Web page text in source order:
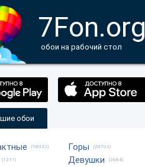
7Fon.org
обои на рабочий стол
обои
(18032)
(1217)
Горы (20702)
Девушки (2684)